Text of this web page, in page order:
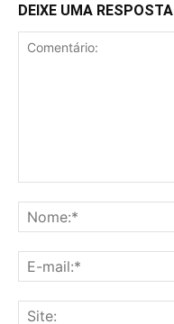
DEIXE UMA RESPOSTA